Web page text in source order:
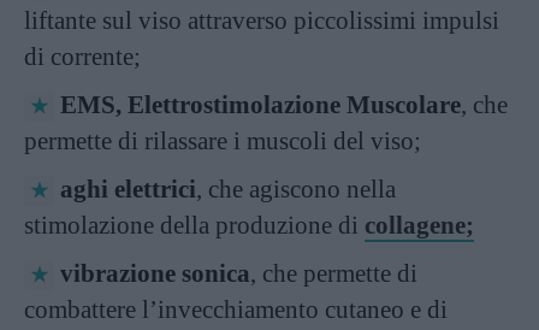
liftante sul viso attraverso piccolissimi impulsi
di corrente;
EMS, Elettrostimolazione Muscolare, che
permette di rilassare i muscoli del viso;
aghi elettrici, che agiscono nella
stimolazione della produzione di collagene;
vibrazione sonica, che permette di
combattere l’invecchiamento cutaneo e di